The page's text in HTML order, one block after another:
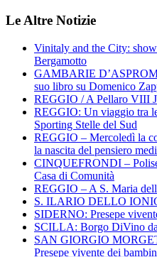
Le Altre Notizie
Vinitaly and the City:
Bergamotto
GAMBARIE
suo libro su Domenico
REGGIO / A Pellaro VIII
REGGIO: Un viaggio tra
Sporting Stelle del Sud
REGGIO – Mercoledì la
la nascita del pensiero
CINQUEFRONDI –
Casa di Comunità
REGGIO – A S. Maria
S. ILARIO DELLO
SIDERNO: Presepe
SCILLA: Borgo DiVino
SAN GIORGIO
Presepe vivente dei